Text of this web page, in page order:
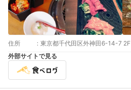
住所 : 東京都千代田区外神田6-14-7 2F
外部サイトで見る